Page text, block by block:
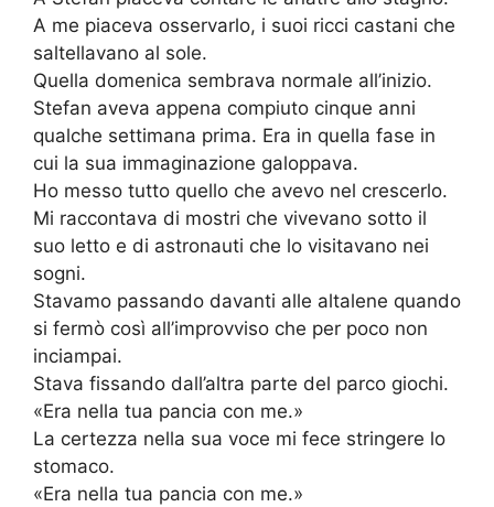
A me piaceva osservarlo, i suoi ricci castani che
saltellavano al sole.
Quella domenica sembrava normale all’inizio.
Stefan aveva appena compiuto cinque anni
qualche settimana prima. Era in quella fase in
cui la sua immaginazione galoppava.
Ho messo tutto quello che avevo nel crescerlo.
Mi raccontava di mostri che vivevano sotto il
suo letto e di astronauti che lo visitavano nei
sogni.
Stavamo passando davanti alle altalene quando
si fermò così all’improvviso che per poco non
inciampai.
Stava fissando dall’altra parte del parco giochi.
«Era nella tua pancia con me.»
La certezza nella sua voce mi fece stringere lo
stomaco.
«Era nella tua pancia con me.»